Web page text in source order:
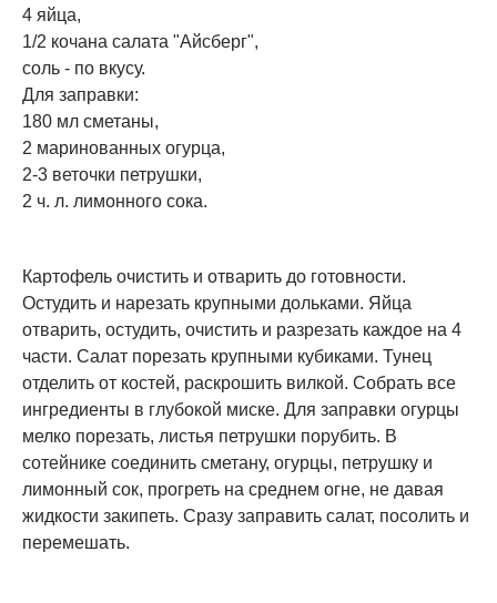
4 яйца,
1/2 кочана салата "Айсберг",
соль - по вкусу.
Для заправки:
180 мл сметаны,
2 маринованных огурца,
2-3 веточки петрушки,
2 ч. л. лимонного сока.
Картофель очистить и отварить до готовности.
Остудить и нарезать крупными дольками. Яйца
отварить, остудить, очистить и разрезать каждое на 4
части. Салат порезать крупными кубиками. Тунец
отделить от костей, раскрошить вилкой. Собрать все
ингредиенты в глубокой миске. Для заправки огурцы
мелко порезать, листья петрушки порубить. В
сотейнике соединить сметану, огурцы, петрушку и
лимонный сок, прогреть на среднем огне, не давая
жидкости закипеть. Сразу заправить салат, посолить и
перемешать.